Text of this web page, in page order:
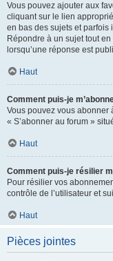
Vous pouvez ajouter aux
cliquant sur le lien
en bas des sujets et parfois
Répondre à un sujet tout
lorsqu’une réponse est
Haut
Comment puis-je
Vous pouvez vous abonner
« S’abonner au forum »
Haut
Comment puis-je résilier
Pour résilier vos
contrôle de l’utilisateur et
Haut
Pièces jointes